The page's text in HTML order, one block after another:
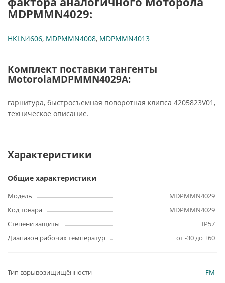
MDPMMN4029:
HKLN4606, MDPMMN4008, MDPMMN4013
Комплект поставки тангенты
MotorolaMDPMMN4029A:
гарнитура, быстросъемная поворотная клипса 4205823V01,
техническое описание.
Характеристики
Общие характеристики
Модель
MDPMMN4029
Код товара
MDPMMN4029
Степени защиты
IP57
Диапазон рабочих температур
от -30 до +60
Тип взрывозищищённости
FM